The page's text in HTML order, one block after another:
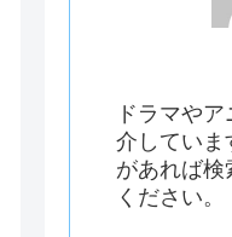
ドラマや
介していま
があれば検
ください。